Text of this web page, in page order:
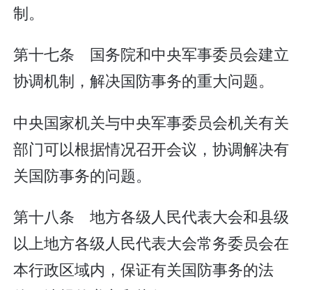
制。
第十七条 国务院和中央军事委员会建立
协调机制，解决国防事务的重大问题。
中央国家机关与中央军事委员会机关有关
部门可以根据情况召开会议，协调解决有
关国防事务的问题。
第十八条 地方各级人民代表大会和县级
以上地方各级人民代表大会常务委员会在
本行政区域内，保证有关国防事务的法